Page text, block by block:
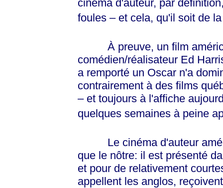
cinéma d'auteur, par
foules – et cela, qu'il soit de
À preuve, un film
comédien/réalisateur Ed
a remporté un Oscar n'a
contrairement à des films
– et toujours à l'affiche
quelques semaines à peine
Le cinéma d'auteur
que le nôtre: il est présenté
et pour de relativement
appellent les anglos,